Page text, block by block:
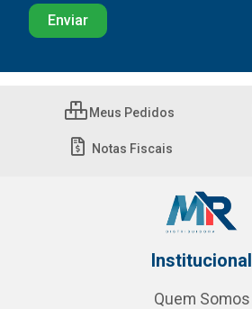
Meus Pedidos
Notas Fiscais
Institucional
Quem Somos